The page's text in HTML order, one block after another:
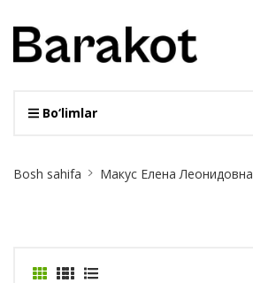
Bo‘limlar
Breadcrumb
Bosh sahifa Макус Елена Леонидовна